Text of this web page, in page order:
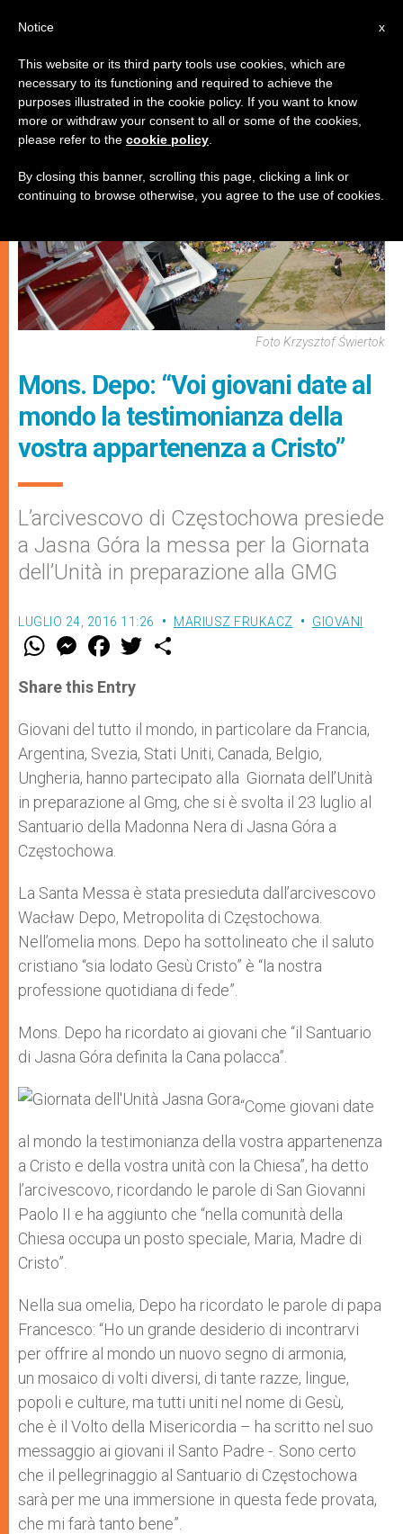
GIOVANI
Foto Krzysztof Świertok
Mons. Depo: “Voi giovani date al
mondo la testimonianza della
vostra appartenenza a Cristo”
L’arcivescovo di Częstochowa presiede
a Jasna Góra la messa per la Giornata
dell’Unità in preparazione alla GMG
LUGLIO 24, 2016 11:26 MARIUSZ FRUKACZ GIOVANI
W
t
s
p
p
M
e
s
e
g
e
r
F
a
e
b
o
k
w
r
Share this Entry
Giovani del tutto il mondo, in particolare da Francia,
Argentina, Svezia, Stati Uniti, Canada, Belgio,
Ungheria, hanno partecipato alla Giornata dell’Unità
in preparazione al Gmg, che si è svolta il 23 luglio al
Santuario della Madonna Nera di Jasna Góra a
Częstochowa.
La Santa Messa è stata presieduta dall’arcivescovo
Wacław Depo, Metropolita di Częstochowa.
Nell’omelia mons. Depo ha sottolineato che il saluto
cristiano “sia lodato Gesù Cristo” è “la nostra
professione quotidiana di fede”.
Mons. Depo ha ricordato ai giovani che “il Santuario
di Jasna Góra definita la Cana polacca”.
“Come giovani date
al mondo la testimonianza della vostra appartenenza
a Cristo e della vostra unità con la Chiesa”, ha detto
l’arcivescovo, ricordando le parole di San Giovanni
Paolo II e ha aggiunto che “nella comunità della
Chiesa occupa un posto speciale, Maria, Madre di
Cristo”.
Nella sua omelia, Depo ha ricordato le parole di papa
Francesco: “Ho un grande desiderio di incontrarvi
per offrire al mondo un nuovo segno di armonia,
un mosaico di volti diversi, di tante razze, lingue,
popoli e culture, ma tutti uniti nel nome di Gesù,
che è il Volto della Misericordia – ha scritto nel suo
messaggio ai giovani il Santo Padre -. Sono certo
che il pellegrinaggio al Santuario di Częstochowa
sarà per me una immersione in questa fede provata,
che mi farà tanto bene”.
x
Notice
This website or its third party tools use cookies, which are
necessary to its functioning and required to achieve the
purposes illustrated in the cookie policy. If you want to know
more or withdraw your consent to all or some of the cookies,
please refer to the cookie policy
By closing this banner, scrolling this page, clicking a link or
continuing to browse otherwise, you agree to the use of cookies.